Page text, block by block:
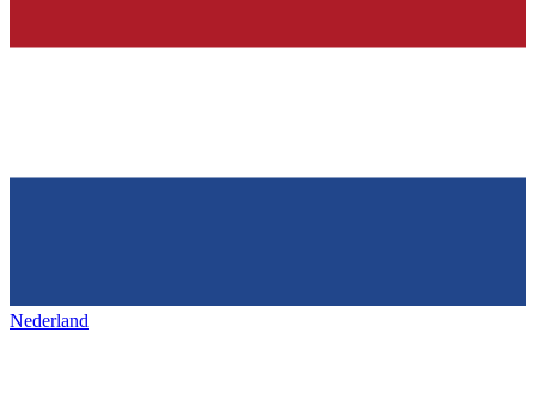
Nederland